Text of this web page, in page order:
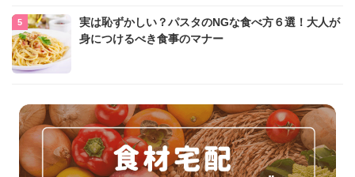
実は恥ずかしい？パスタのNGな食べ方６選！大人が
身につけるべき食事のマナー